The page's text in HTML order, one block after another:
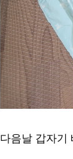
다음날 갑자기